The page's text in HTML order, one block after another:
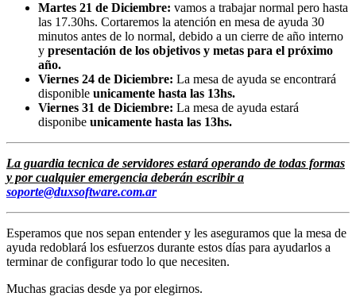
Martes 21 de Diciembre: vamos a trabajar normal pero hasta
las 17.30hs. Cortaremos la atención en mesa de ayuda 30
minutos antes de lo normal, debido a un cierre de año interno
y presentación de los objetivos y metas para el próximo
año.
Viernes 24 de Diciembre: La mesa de ayuda se encontrará
disponible unicamente hasta las 13hs.
Viernes 31 de Diciembre: La mesa de ayuda estará
disponibe unicamente hasta las 13hs.
La guardia tecnica de servidores estará operando de todas formas
y por cualquier emergencia deberán escribir a
soporte@duxsoftware.com.ar
Esperamos que nos sepan entender y les aseguramos que la mesa de
ayuda redoblará los esfuerzos durante estos días para ayudarlos a
terminar de configurar todo lo que necesiten.
Muchas gracias desde ya por elegirnos.